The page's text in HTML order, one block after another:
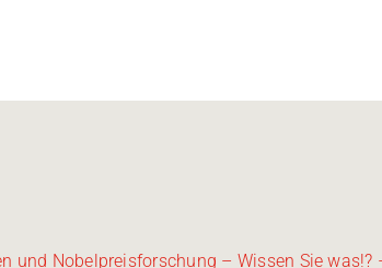
und Nobelpreisforschung – Wissen Sie